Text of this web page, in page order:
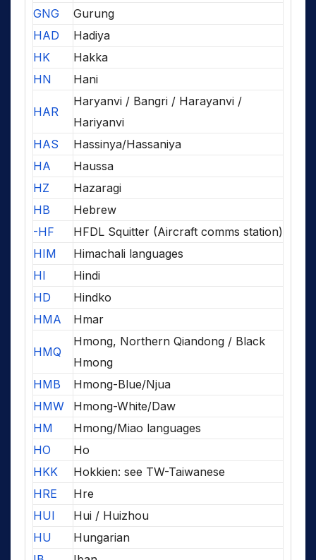
GNG
Gurung
HAD
Hadiya
HK
Hakka
HN
Hani
HAR
Haryanvi / Bangri / Harayanvi /
Hariyanvi
HAS
Hassinya/Hassaniya
HA
Haussa
HZ
Hazaragi
HB
Hebrew
-HF
HFDL Squitter (Aircraft comms station)
HIM
Himachali languages
HI
Hindi
HD
Hindko
HMA
Hmar
HMQ
Hmong, Northern Qiandong / Black
Hmong
HMB
Hmong-Blue/Njua
HMW
Hmong-White/Daw
HM
Hmong/Miao languages
HO
Ho
HKK
Hokkien: see TW-Taiwanese
HRE
Hre
HUI
Hui / Huizhou
HU
Hungarian